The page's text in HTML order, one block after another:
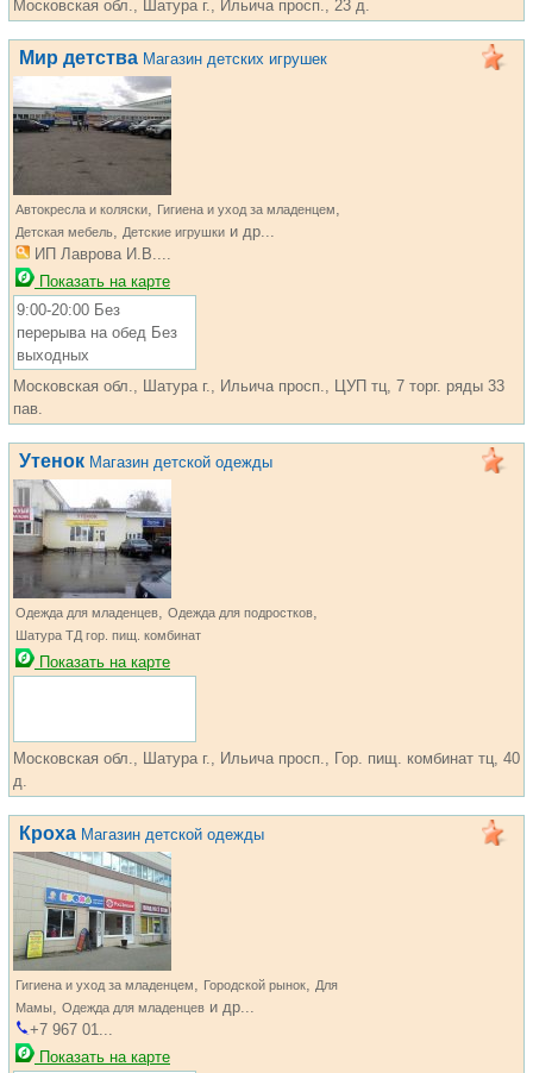
Московская обл., Шатура г., Ильича просп., 23 д.
Мир детства Магазин детских игрушек
Автокресла и коляски, Гигиена и уход за младенцем,
Детская мебель, Детские игрушки и др...
ИП Лаврова И.В....
Показать на карте
9:00-20:00 Без
перерыва на обед Без
выходных
Московская обл., Шатура г., Ильича просп., ЦУП тц, 7 торг. ряды 33
пав.
Утенок Магазин детской одежды
Одежда для младенцев, Одежда для подростков,
Шатура ТД гор. пищ. комбинат
Показать на карте
Московская обл., Шатура г., Ильича просп., Гор. пищ. комбинат тц, 40
д.
Кроха Магазин детской одежды
Гигиена и уход за младенцем, Городской рынок, Для
Мамы, Одежда для младенцев и др...
+7 967 01...
Показать на карте